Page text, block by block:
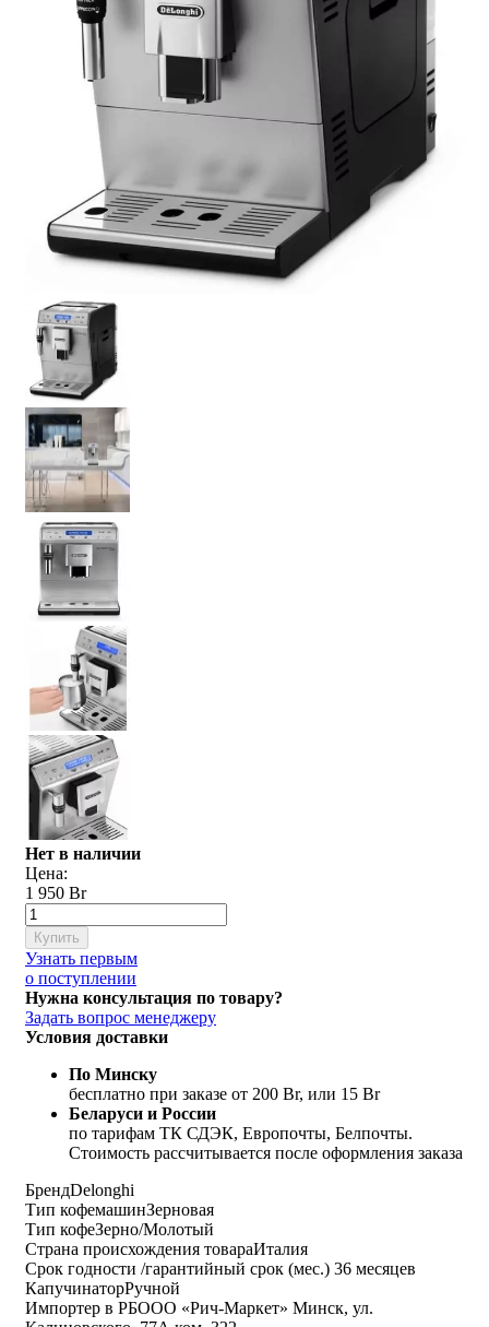
Нет в наличии
Цена:
1 950 Br
Купить
Узнать первым
о поступлении
Нужна консультация по товару?
Задать вопрос менеджеру
Условия доставки
По Минску
бесплатно при заказе от 200 Br, или 15 Br
Беларуси и России
по тарифам ТК СДЭК, Европочты, Белпочты.
Стоимость рассчитывается после оформления заказа
БрендDelonghi
Тип кофемашинЗерновая
Тип кофеЗерно/Молотый
Страна происхождения товараИталия
Срок годности /гарантийный срок (мес.) 36 месяцев
КапучинаторРучной
Импортер в РБООО «Рич-Маркет» Минск, ул.